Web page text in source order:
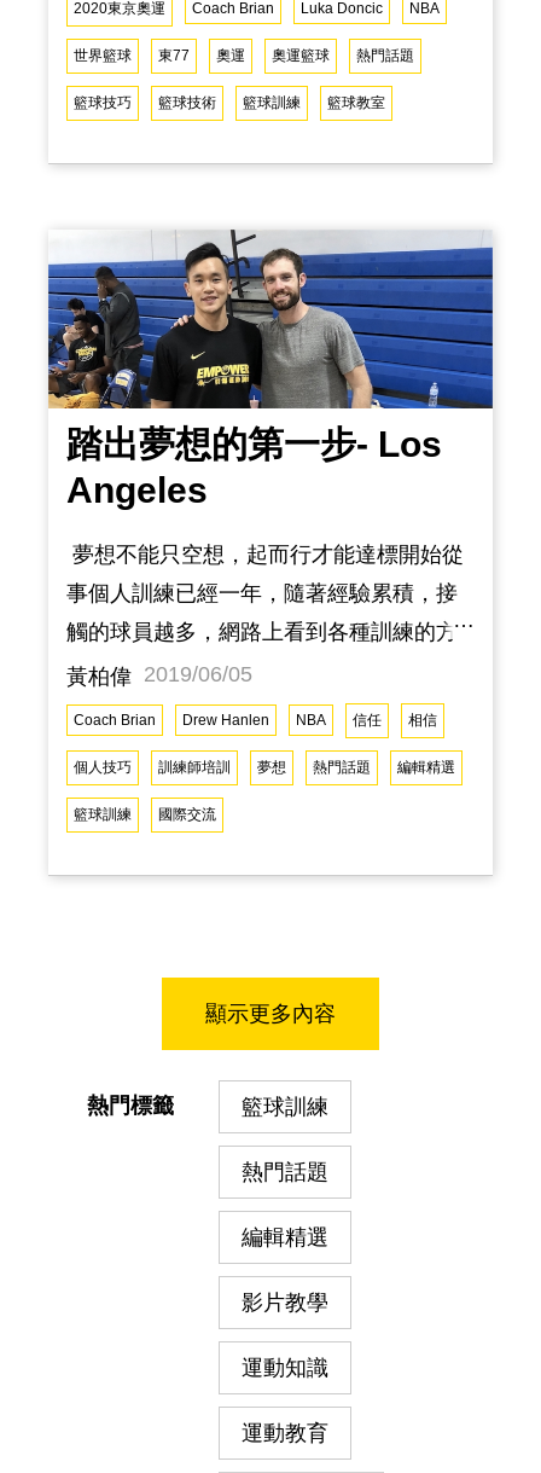
先前的小組賽中對上傳統強權－阿根廷時
全場拿下48分的誇張數據，在只有40分鐘
的比賽，能有這樣的表現簡直出神入化，
掌控比賽的呢？ 首先，在看到斯洛維尼亞
比賽中的進攻雖然都是圍繞著 Doncic來作
為戰術核心，但可以看到當 Donci
2020東京奧運 Coach Brian Luka Doncic NBA
世界籃球 東77 奧運 奧運籃球 熱門話題
籃球技巧 籃球技術 籃球訓練 籃球教室
踏出夢想的第一步- Los
Angeles
夢想不能只空想，起而行才能達標開始從
事個人訓練已經一年，隨著經驗累積，接
觸的球員越多，網路上看到各種訓練的方
式，內心難免有些掙扎，自己是否走在正
確的道路上？所以在今年給自己設定了一
個目標：「努力爭取前往 LA 向Ｄrew
Hanlen 學習的機會」，去觀摩他的訓練方
式。透過他在網上的訓練師培訓計畫，這
的訓練時間以及地點，深怕他的行程非常
滿，到了LA無法見到他，透過不斷來回的
黃柏偉 2019/06/05
Coach Brian Drew Hanlen NBA 信任 相信
個人技巧 訓練師培訓 夢想 熱門話題 編輯精選
籃球訓練 國際交流
顯示更多內容
熱門標籤 籃球訓練
熱門話題
編輯精選
影片教學
運動知識
運動教育